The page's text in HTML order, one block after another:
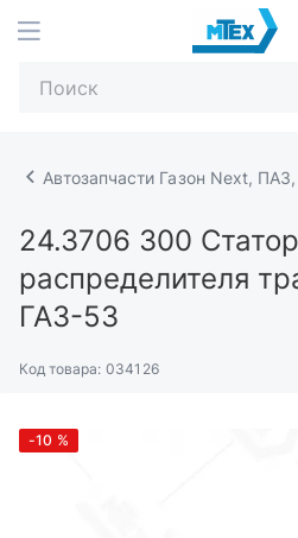
Автозапчасти Газон Next,
24.3706 300
распределителя
ГАЗ-53
Код товара: 034126
-10 %